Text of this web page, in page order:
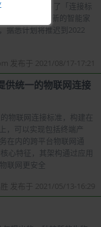
厂商此前参与了「连接标
划发布一套全新的智能家
据悉计划将推迟到2022
发布于 2021/08/17-17:21
统一的物联网连接
物联网连接标准，构建在
，可以实现包括终端产
在内的跨平台物联网通
心特征，其架构通过应用
联网更安全
发布于 2021/05/13-16:29